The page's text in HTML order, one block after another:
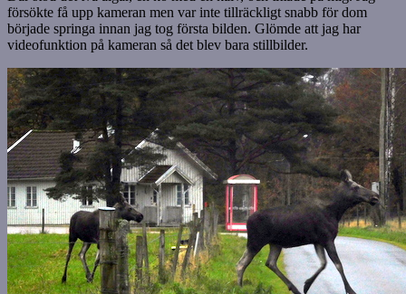
försökte få upp kameran men var inte tillräckligt snabb för dom
började springa innan jag tog första bilden. Glömde att jag har
videofunktion på kameran så det blev bara stillbilder.